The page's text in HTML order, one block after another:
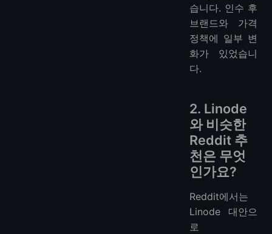
습니다. 인수 후
브랜드와 가격
정책에 일부 변
화가 있었습니
다.
2. Linode
와 비슷한
Reddit 추
천은 무엇
인가요?
Reddit에서는
Linode 대안으
로